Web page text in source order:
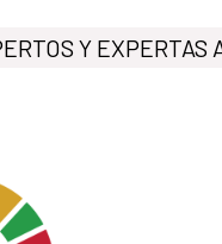
Y EXPERTAS